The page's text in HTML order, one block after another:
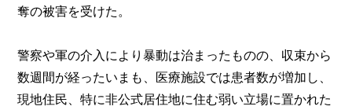
奪の被害を受けた。
警察や軍の介入により暴動は治まったものの、収束から
数週間が経ったいまも、医療施設では患者数が増加し、
現地住民、特に非公式居住地に住む弱い立場に置かれた